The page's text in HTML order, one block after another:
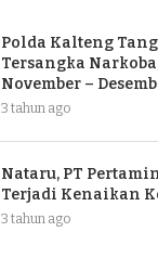
Polda Kalteng
Tersangka
November –
3 tahun ago
Nataru, PT
Terjadi Kenaikan
3 tahun ago